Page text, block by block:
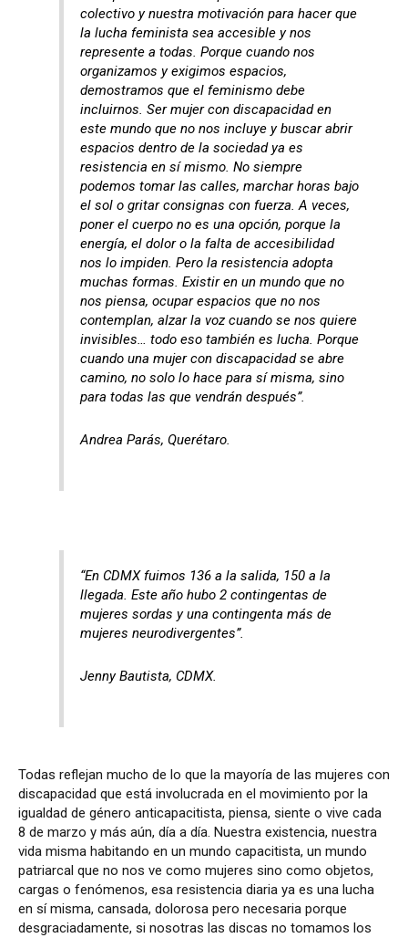
colectivo y nuestra motivación para hacer que
la lucha feminista sea accesible y nos
represente a todas. Porque cuando nos
organizamos y exigimos espacios,
demostramos que el feminismo debe
incluirnos. Ser mujer con discapacidad en
este mundo que no nos incluye y buscar abrir
espacios dentro de la sociedad ya es
resistencia en sí mismo. No siempre
podemos tomar las calles, marchar horas bajo
el sol o gritar consignas con fuerza. A veces,
poner el cuerpo no es una opción, porque la
energía, el dolor o la falta de accesibilidad
nos lo impiden. Pero la resistencia adopta
muchas formas. Existir en un mundo que no
nos piensa, ocupar espacios que no nos
contemplan, alzar la voz cuando se nos quiere
invisibles… todo eso también es lucha. Porque
cuando una mujer con discapacidad se abre
camino, no solo lo hace para sí misma, sino
para todas las que vendrán después”.
Andrea Parás, Querétaro.
“En CDMX fuimos 136 a la salida, 150 a la
llegada. Este año hubo 2 contingentas de
mujeres sordas y una contingenta más de
mujeres neurodivergentes”.
Jenny Bautista, CDMX.
Todas reflejan mucho de lo que la mayoría de las mujeres con
discapacidad que está involucrada en el movimiento por la
igualdad de género anticapacitista, piensa, siente o vive cada
8 de marzo y más aún, día a día. Nuestra existencia, nuestra
vida misma habitando en un mundo capacitista, un mundo
patriarcal que no nos ve como mujeres sino como objetos,
cargas o fenómenos, esa resistencia diaria ya es una lucha
en sí misma, cansada, dolorosa pero necesaria porque
desgraciadamente, si nosotras las discas no tomamos los